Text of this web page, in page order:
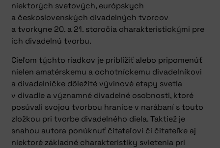
niektorých svetových, európskych
a československých divadelných tvorcov
a tvorkyne 20. a 21. storočia charakteristickými pre
ich divadelnú tvorbu.
Cieľom týchto riadkov je priblížiť alebo pripomenúť
nielen amatérskemu a ochotníckemu divadelníkovi
a divadelníčke dôležité vývinové etapy svetla
v divadle a významné divadelné osobnosti, ktoré
posúvali svojou tvorbou hranice v narábaní s touto
zložkou pri tvorbe divadelného diela. Taktiež je
snahou autora ponúknuť čitateľovi či čitateľke aj
niektoré základné charakteristiky svietenia pri